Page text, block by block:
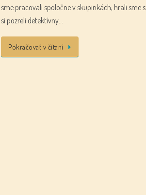
sme pracovali spoločne v skupinkách, hrali sme
si pozreli detektívny…
Pokračovať v čítaní